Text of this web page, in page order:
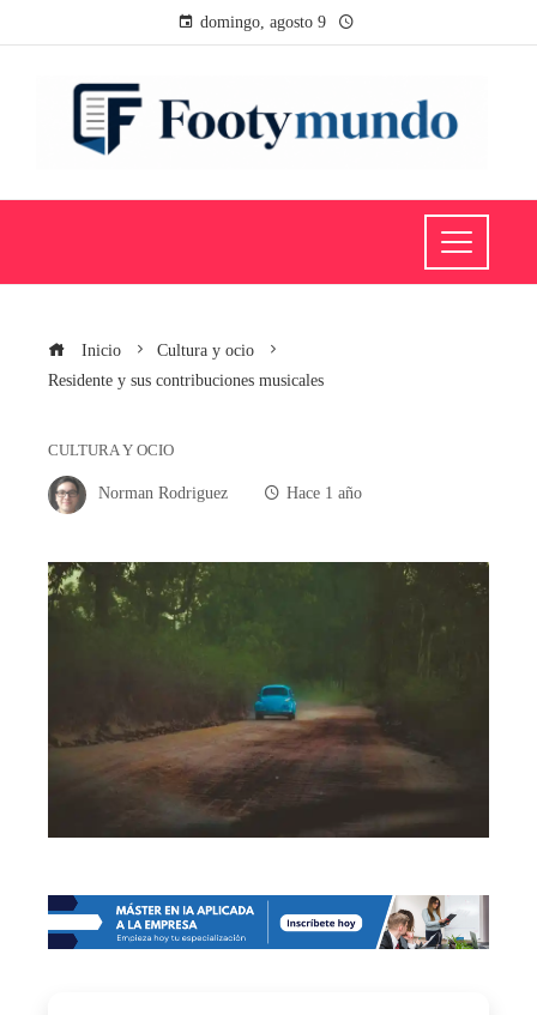
domingo, agosto 9
Inicio
Cultura y ocio
Residente y sus contribuciones musicales
CULTURA Y OCIO
Norman Rodriguez Hace 1 año